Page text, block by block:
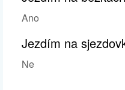
Ano
Jezdím na
Ne